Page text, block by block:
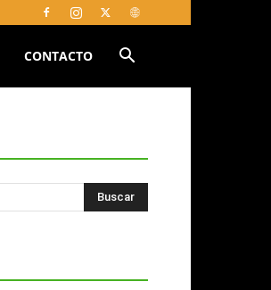
CONTACTO